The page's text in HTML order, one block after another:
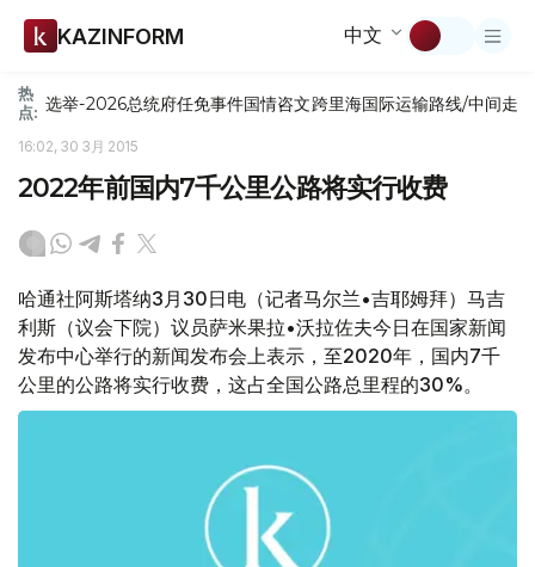
KAZINFORM 中文
热
点: 选举-2026总统府任免事件国情咨文跨里海国际运输路线/中间走廊
16:02, 30 3月 2015
2022年前国内7千公里公路将实行收费
哈通社阿斯塔纳3月30日电（记者马尔兰•吉耶姆拜）马吉
利斯（议会下院）议员萨米果拉•沃拉佐夫今日在国家新闻
发布中心举行的新闻发布会上表示，至2020年，国内7千
公里的公路将实行收费，这占全国公路总里程的30%。